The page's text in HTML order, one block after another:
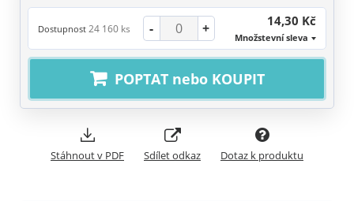
Dostupnost 24 160 ks - + 14,30 Kč
Množstevní sleva
POPTAT nebo KOUPIT
Stáhnout v PDF Sdílet odkaz Dotaz k produktu